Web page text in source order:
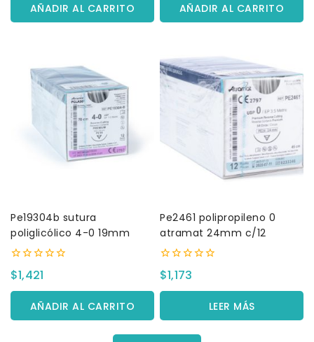
AÑADIR AL CARRITO AÑADIR AL CARRITO
Pe19304b sutura
poliglicólico 4-0 19mm
0
fuera
de
$1,421
AÑADIR AL CARRITO
Pe2461 polipropileno 0
atramat 24mm c/12
0
fuera
de
$1,173
LEER MÁS